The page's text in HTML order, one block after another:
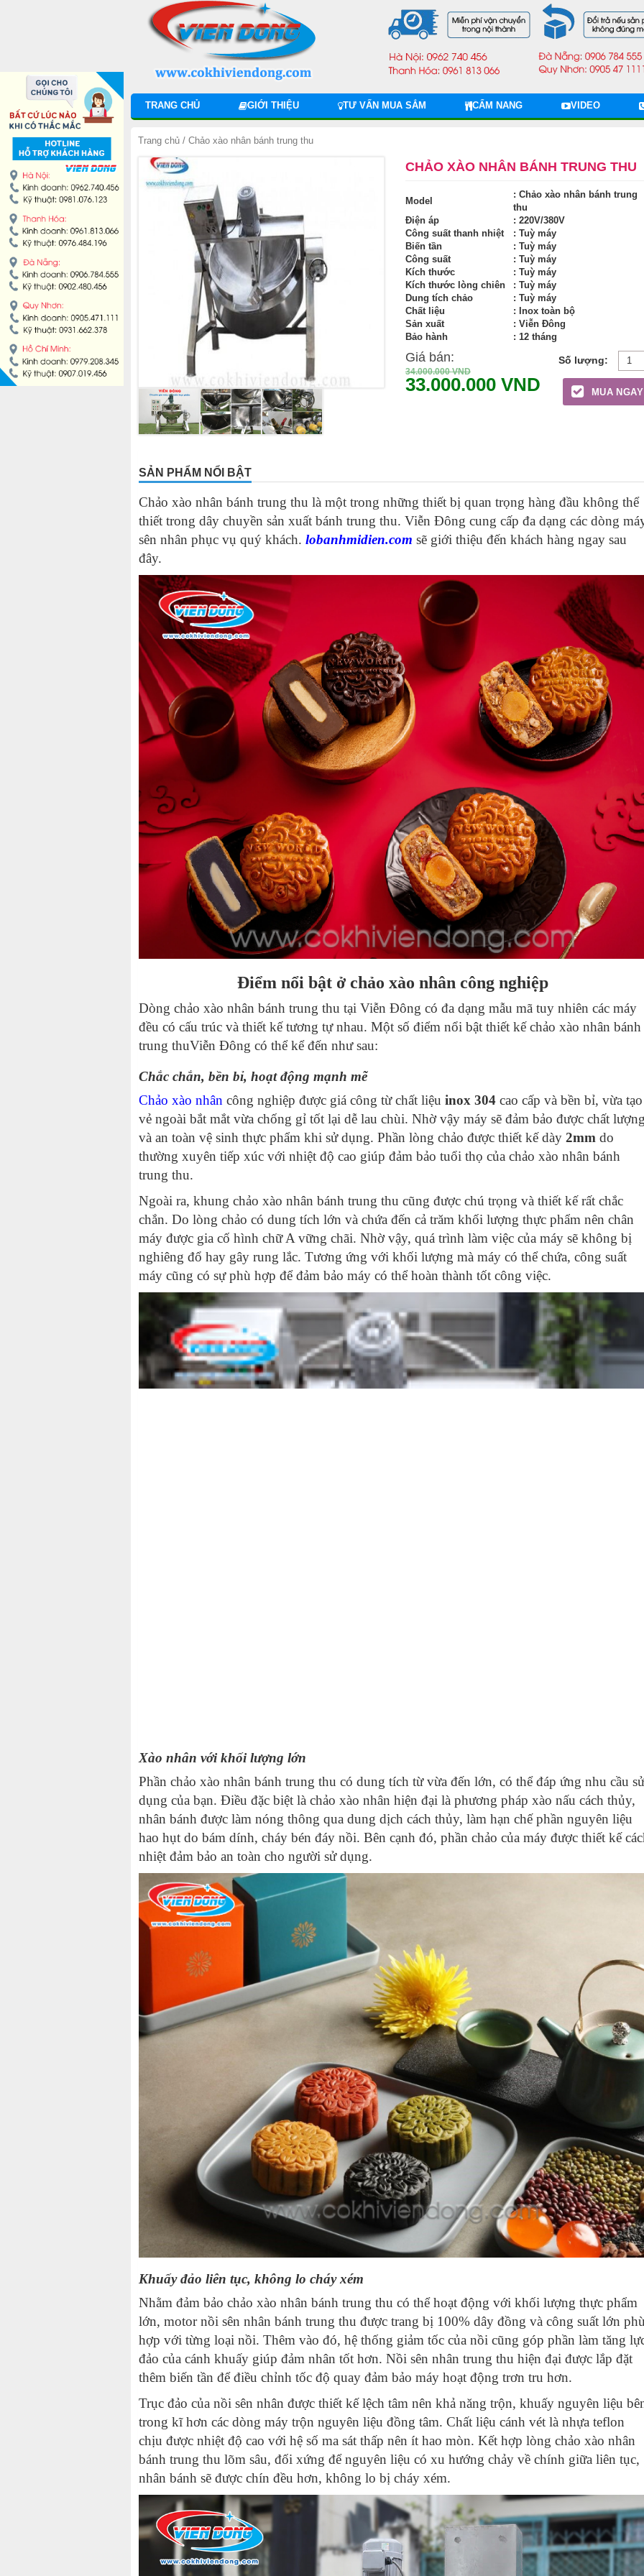
TRANG CHỦ GIỚI THIỆU TƯ VẤN MUA SẮM CẨM NANG VIDEO
Trang chủ / Chảo xào nhân bánh trung thu
CHẢO XÀO NHÂN BÁNH TRUNG THU
Model
: Chảo xào nhân bánh trung
thu
Điện áp
: 220V/380V
Công suất thanh nhiệt
: Tuỳ máy
Biến tần
: Tuỳ máy
Công suất
: Tuỳ máy
Kích thước
: Tuỳ máy
Kích thước lòng chiên
: Tuỳ máy
Dung tích chảo
: Tuỳ máy
Chất liệu
: Inox toàn bộ
Sản xuất
: Viễn Đông
Bảo hành
: 12 tháng
Giá bán:
34.000.000VND
33.000.000 VND MUA NGAY
SẢN PHẨM NỔI BẬT
Chảo xào nhân bánh trung thu là một trong những thiết bị quan trọng hàng đầu không thể
thiết trong dây chuyền sản xuất bánh trung thu. Viễn Đông cung cấp đa dạng các dòng
sên nhân phục vụ quý khách. lobanhmidien.com sẽ giới thiệu đến khách hàng ngay sau
đây.
Điểm nổi bật ở chảo xào nhân công nghiệp
Dòng chảo xào nhân bánh trung thu tại Viễn Đông có đa dạng mẫu mã tuy nhiên các máy
đều có cấu trúc và thiết kế tương tự nhau. Một số điểm nổi bật thiết kếchảo xào nhân bánh
trung thuViễn Đông có thể kể đến như sau:
Chắc chắn, bền bỉ, hoạt động mạnh mẽ
Chảo xào nhân công nghiệp được giá công từ chất liệu inox 304 cao cấp và bền bỉ, vừa tạo
vẻ ngoài bắt mắt vừa chống gỉ tốt lại dễ lau chùi. Nhờ vậy máy sẽ đảm bảo được chất
và an toàn vệ sinh thực phẩm khi sử dụng. Phần lòng chảo được thiết kế dày 2mm do
thường xuyên tiếp xúc với nhiệt độ cao giúp đảm bảo tuổi thọ của chảo xào nhân bánh
trung thu.
Ngoài ra, khung chảo xào nhân bánh trung thu cũng được chú trọng và thiết kế rất chắc
chắn. Do lòng chảo có dung tích lớn và chứa đến cả trăm khối lượng thực phẩm nên chân
máy được gia cố hình chữ A vững chãi. Nhờ vậy, quá trình làm việc của máy sẽ không bị
nghiêng đổ hay gây rung lắc. Tương ứng với khối lượng mà máy có thể chứa, công suất
máy cũng có sự phù hợp để đảm bảo máy có thể hoàn thành tốt công việc.
Xào nhân với khối lượng lớn
Phần chảo xào nhân bánh trung thu có dung tích từ vừa đến lớn, có thể đáp ứng nhu cầu sử
dụng của bạn. Điều đặc biệt là chảo xào nhân hiện đại là phương pháp xào nấu cách thủy,
nhân bánh được làm nóng thông qua dung dịch cách thủy, làm hạn chế phần nguyên liệu
hao hụt do bám dính, cháy bén đáy nồi. Bên cạnh đó, phần chảo của máy được thiết kế
nhiệt đảm bảo an toàn cho người sử dụng.
Khuấy đảo liên tục, không lo cháy xém
Nhằm đảm bảo chảo xào nhân bánh trung thu có thể hoạt động với khối lượng thực phẩm
lớn, motornồi sên nhân bánh trung thu được trang bị 100% dây đồng và công suất lớn
hợp với từng loại nồi. Thêm vào đó, hệ thống giảm tốc của nồi cũng góp phần làm tăng
đảo của cánh khuấy giúp đảm nhân tốt hơn. Nồi sên nhân trung thu hiện đại được lắp đặt
thêm biến tần để điều chỉnh tốc độ quay đảm bảo máy hoạt động trơn tru hơn.
Trục đảo của nồi sên nhân được thiết kế lệch tâm nên khả năng trộn, khuấy nguyên liệu
trong kĩ hơn các dòng máy trộn nguyên liệu đồng tâm. Chất liệu cánh vét là nhựa teflon
chịu được nhiệt độ cao với hệ số ma sát thấp nên ít hao mòn. Kết hợp lòng chảo xào nhân
bánh trung thu lõm sâu, đối xứng để nguyên liệu có xu hướng chảy về chính giữa liên tục,
nhân bánh sẽ được chín đều hơn, không lo bị cháy xém.
MÁY CHIA BỘT
MÁY SE BỘT
MÁY CÁN BỘT
TỦ Ủ BỘT
LÒ NƯỚNG BÁNH MÌ ĐỐI LƯU
LÒ NƯỚNG XOAY
LÒ NƯỚNG BÁNH NGỌT
MÁY LÀM XÍU MẠI
LINH KIỆN THIẾT BỊ LÀM BÁNH
DÂY CHUYỀN LÀM BÁNH BAO
DÂY CHUYỀN LÀM BÁNH TRUNG THU